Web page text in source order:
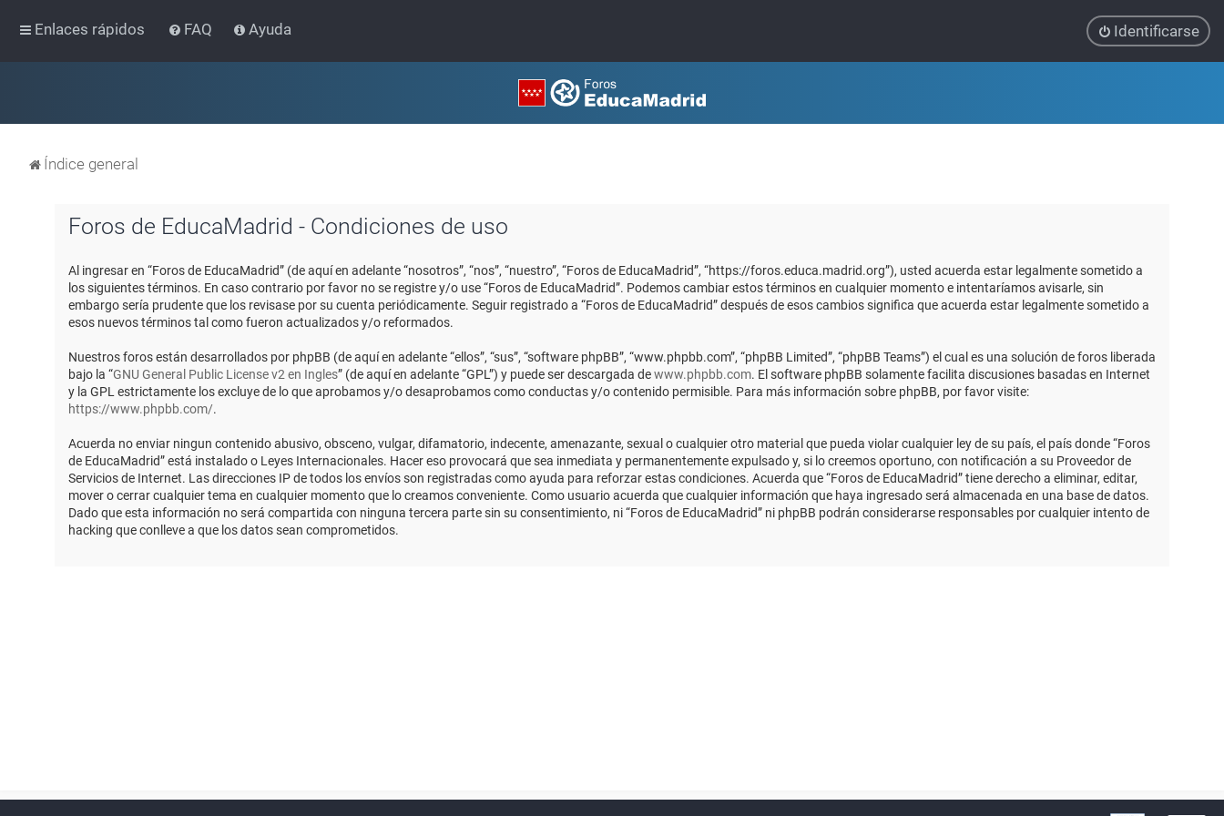
Enlaces rápidos FAQ Ayuda Identificarse
Índice general
Foros de EducaMadrid - Condiciones de uso
Al ingresar en “Foros de EducaMadrid” (de aquí en adelante “nosotros”, “nos”, “nuestro”, “Foros de EducaMadrid”, “https://foros.educa.madrid.org”), usted acuerda estar legalmente sometido a
los siguientes términos. En caso contrario por favor no se registre y/o use “Foros de EducaMadrid”. Podemos cambiar estos términos en cualquier momento e intentaríamos avisarle, sin
embargo sería prudente que los revisase por su cuenta periódicamente. Seguir registrado a “Foros de EducaMadrid” después de esos cambios significa que acuerda estar legalmente sometido a
esos nuevos términos tal como fueron actualizados y/o reformados.
Nuestros foros están desarrollados por phpBB (de aquí en adelante “ellos”, “sus”, “software phpBB”, “www.phpbb.com”, “phpBB Limited”, “phpBB Teams”) el cual es una solución de foros liberada
bajo la “GNU General Public License v2 en Ingles” (de aquí en adelante “GPL”) y puede ser descargada dewww.phpbb.com. El software phpBB solamente facilita discusiones basadas en Internet
y la GPL estrictamente los excluye de lo que aprobamos y/o desaprobamos como conductas y/o contenido permisible. Para más información sobre phpBB, por favor visite:
https://www.phpbb.com/.
Acuerda no enviar ningun contenido abusivo, obsceno, vulgar, difamatorio, indecente, amenazante, sexual o cualquier otro material que pueda violar cualquier ley de su país, el país donde “Foros
de EducaMadrid” está instalado o Leyes Internacionales. Hacer eso provocará que sea inmediata y permanentemente expulsado y, si lo creemos oportuno, con notificación a su Proveedor de
Servicios de Internet. Las direcciones IP de todos los envíos son registradas como ayuda para reforzar estas condiciones. Acuerda que “Foros de EducaMadrid” tiene derecho a eliminar, editar,
mover o cerrar cualquier tema en cualquier momento que lo creamos conveniente. Como usuario acuerda que cualquier información que haya ingresado será almacenada en una base de datos.
Dado que esta información no será compartida con ninguna tercera parte sin su consentimiento, ni “Foros de EducaMadrid” ni phpBB podrán considerarse responsables por cualquier intento de
hacking que conlleve a que los datos sean comprometidos.